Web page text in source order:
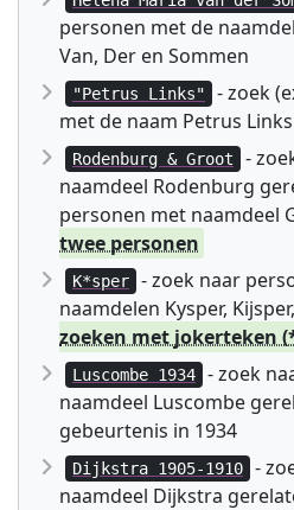
personen met de
Van, Der en Sommen
"Petrus Links"
- zoek
met de naam Petrus Links
Rodenburg & Groot
-
naamdeel Rodenburg
personen met naamdeel
twee personen
K*sper
- zoek naar
naamdelen Kysper,
zoeken met jokerteken
Luscombe 1934
- zoek
naamdeel Luscombe
gebeurtenis in 1934
Dijkstra 1905-1910
-
naamdeel Dijkstra